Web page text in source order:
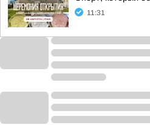
11:31